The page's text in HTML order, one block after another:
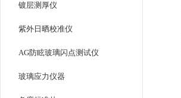
镀层测厚仪
紫外日晒校准仪
AG防眩玻璃闪点测试仪
玻璃应力仪器